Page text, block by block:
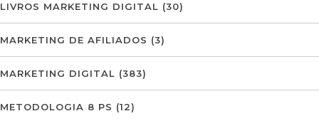
LIVROS MARKETING DIGITAL (30)
MARKETING DE AFILIADOS (3)
MARKETING DIGITAL (383)
METODOLOGIA 8 PS (12)